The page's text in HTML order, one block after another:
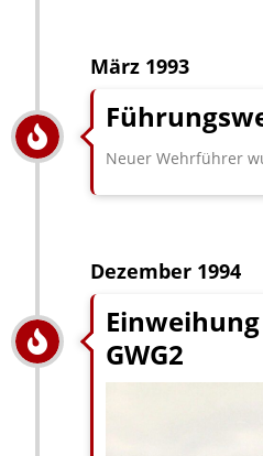
März 1993
Neuer Wehrführer
Dezember 1994
GWG2